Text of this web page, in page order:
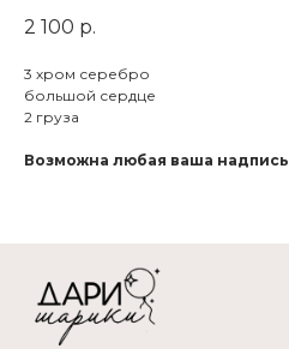
2 100 р.
3 хром серебро
большой сердце
2 груза
Возможна любая ваша надпись